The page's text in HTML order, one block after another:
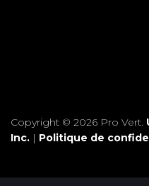
Copyright © 2026 Pro Vert.
Inc. | Politique de